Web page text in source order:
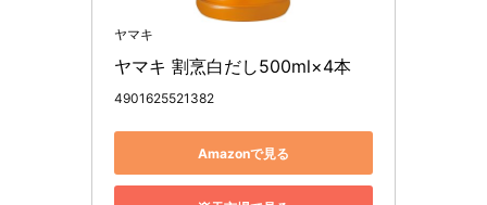
ヤマキ
ヤマキ 割烹白だし500ml×4本
4901625521382
Amazonで見る